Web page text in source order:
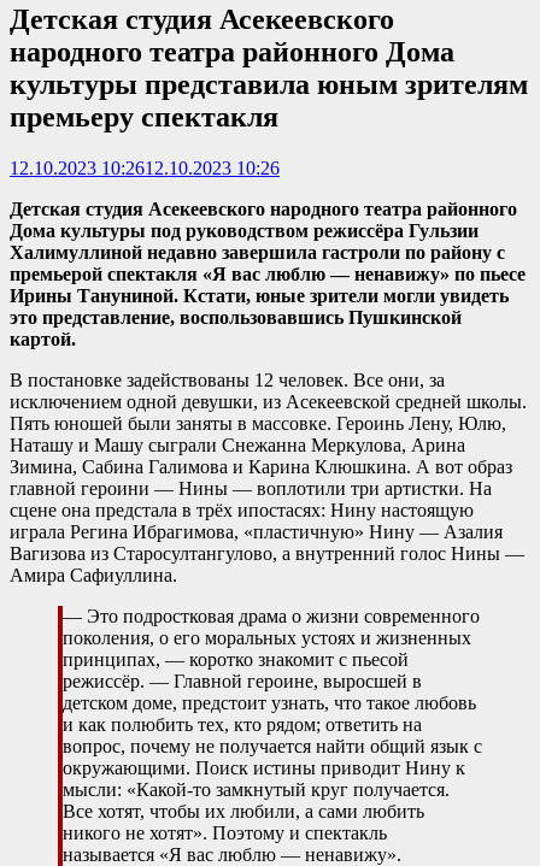
Детская студия Асекеевского
народного театра районного Дома
культуры представила юным зрителям
премьеру спектакля
12.10.2023 10:2612.10.2023 10:26
Детская студия Асекеевского народного театра районного
Дома культуры под руководством режиссёра Гульзии
Халимуллиной недавно завершила гастроли по району с
премьерой спектакля «Я вас люблю — ненавижу» по пьесе
Ирины Тануниной. Кстати, юные зрители могли увидеть
это представление, воспользовавшись Пушкинской
картой.
В постановке задействованы 12 человек. Все они, за
исключением одной девушки, из Асекеевской средней школы.
Пять юношей были заняты в массовке. Героинь Лену, Юлю,
Наташу и Машу сыграли Снежанна Меркулова, Арина
Зимина, Сабина Галимова и Карина Клюшкина. А вот образ
главной героини — Нины — воплотили три артистки. На
сцене она предстала в трёх ипостасях: Нину настоящую
играла Регина Ибрагимова, «пластичную» Нину — Азалия
Вагизова из Старосултангулово, а внутренний голос Нины —
Амира Сафиуллина.
— Это подростковая драма о жизни современного
поколения, о его моральных устоях и жизненных
принципах, — коротко знакомит с пьесой
режиссёр. — Главной героине, выросшей в
детском доме, предстоит узнать, что такое любовь
и как полюбить тех, кто рядом; ответить на
вопрос, почему не получается найти общий язык с
окружающими. Поиск истины приводит Нину к
мысли: «Какой-то замкнутый круг получается.
Все хотят, чтобы их любили, а сами любить
никого не хотят». Поэтому и спектакль
называется «Я вас люблю — ненавижу».